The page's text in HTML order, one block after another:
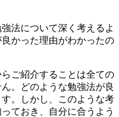
法について深く考えるよ
かった理由がわかったの
ご紹介することは全ての
。どのような勉強法が良
。しかし、
このような考
ておき、自分に合うよう